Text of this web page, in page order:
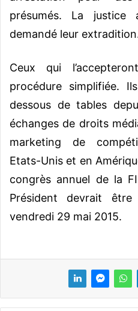
présumés. La justice
demandé leur
Ceux qui
procédure simplifiée.
dessous de tables
échanges de droits
marketing de
Etats-Unis et en
congrès annuel de la
Président devrait
vendredi 29 mai 2015.